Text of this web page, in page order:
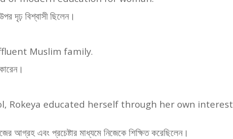
দৃঢ় বিশ্বাসী ছিলেন।
Muslim family.
Rokeya educated herself through her own interest
আগ্রহ এবং প্রচেষ্টার মাধ্যমে নিজেকে শিক্ষিত করেছিলেন।